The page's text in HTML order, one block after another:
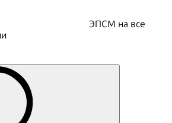
ЭПСМ на все